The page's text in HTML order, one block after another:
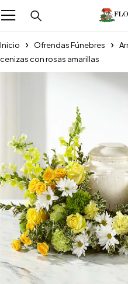
Inicio Ofrendas Fúnebres
cenizas con rosas amarillas